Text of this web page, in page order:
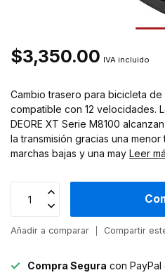
$3,350.00 IVA incluido
Cambio trasero para bicicleta de
compatible con 12 velocidades.
DEORE XT Serie M8100
la transmisión gracias una
marchas bajas y una may Leer
Añadir a comparar Compartir
Compra Segura con